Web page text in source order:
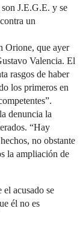
J.E.G.E. y se
un
Orione, que ayer
Valencia. El
rasgos de haber
los primeros en
denuncia la
“Hay
no obstante
la ampliación de
acusado se
él no es